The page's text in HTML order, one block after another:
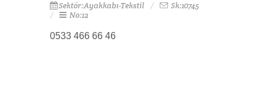
Sektör:Ayakkabı-Tekstil
Sk:10745
No:12
0533 466 66 46